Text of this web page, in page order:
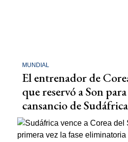
MUNDIAL
El entrenador de
que reservó a Son
cansancio de Sudáfrica